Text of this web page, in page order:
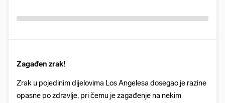
Zagađen zrak!
Zrak u pojedinim dijelovima Los Angelesa dosegao je razine
opasne po zdravlje, pri čemu je zagađenje na nekim